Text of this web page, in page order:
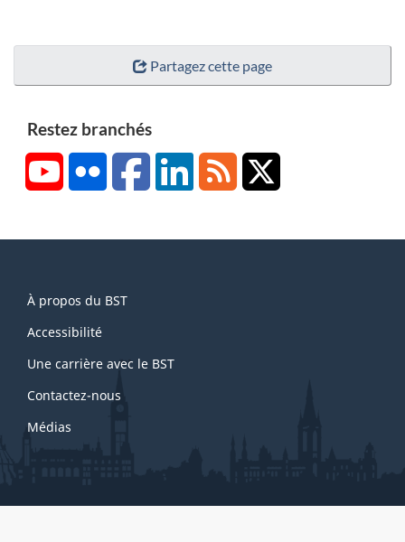
Partagez cette page
Restez branchés
YouTubeFlickr FacebookLinkedInRSS
this
site
À propos du BST
Accessibilité
Une carrière avec le BST
Contactez-nous
Médias